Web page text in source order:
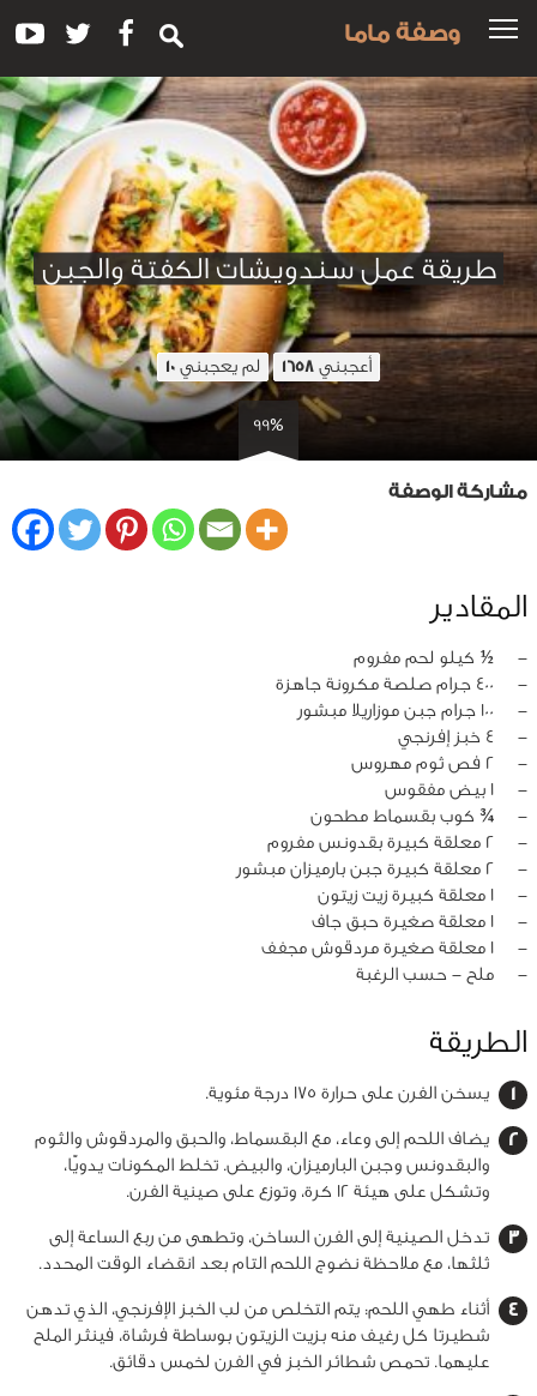
وصفة ماما
طريقة عمل سندويشات الكفتة والجبن
أعجبني 1658 لم يعجبني 10
99%
مشاركة الوصفة
المقادير
‏-
½ كيلو لحم مفروم
‏-
400 جرام صلصة مكرونة جاهزة
‏-
100 جرام جبن موزاريلا مبشور
‏-
4 خبز إفرنجي
‏-
2 فص ثوم مهروس
‏-
1 بيض مفقوس
‏-
¾ كوب بقسماط مطحون
‏-
2 معلقة كبيرة بقدونس مفروم
‏-
2 معلقة كبيرة جبن بارميزان مبشور
‏-
1 معلقة كبيرة زيت زيتون
‏-
1 معلقة صغيرة حبق جاف
‏-
1 معلقة صغيرة مردقوش مجفف
‏-
ملح - حسب الرغبة
الطريقة
يسخن الفرن على حرارة 175 درجة مئوية.
يضاف اللحم إلى وعاء، مع البقسماط، والحبق والمردقوش والثوم
والبقدونس وجبن البارميزان، والبيض. تخلط المكونات يدويًّا،
وتشكل على هيئة 12 كرة، وتوزع على صينية الفرن.
تدخل الصينية إلى الفرن الساخن، وتطهى من ربع الساعة إلى
ثلثها، مع ملاحظة نضوج اللحم التام بعد انقضاء الوقت المحدد.
أثناء طهي اللحم: يتم التخلص من لب الخبز الإفرنجي، الذي تدهن
شطيرتا كل رغيف منه بزيت الزيتون بوساطة فرشاة، فينثر الملح
عليهما. تحمص شطائر الخبز في الفرن لخمس دقائق.